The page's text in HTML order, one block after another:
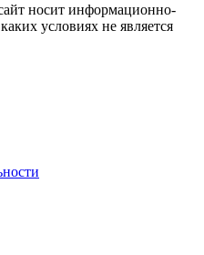
носит информационно-
условиях не является